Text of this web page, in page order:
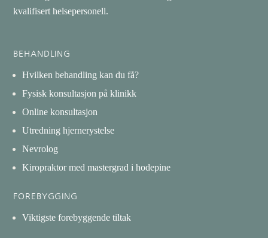
kvalifisert helsepersonell.
BEHANDLING
Hvilken behandling kan du få?
Fysisk konsultasjon på klinikk
Online konsultasjon
Utredning hjernerystelse
Nevrolog
Kiropraktor med mastergrad i hodepine
FOREBYGGING
Viktigste forebyggende tiltak